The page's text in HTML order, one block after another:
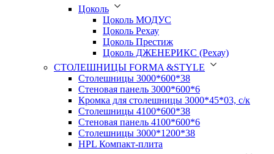
Цоколь
Цоколь МОДУС
Цоколь Рехау
Цоколь Престиж
Цоколь ДЖЕНЕРИКС (Рехау)
СТОЛЕШНИЦЫ FORMA &STYLE
Столешницы 3000*600*38
Стеновая панель 3000*600*6
Кромка для столешницы 3000*45*03, с/к
Столешницы 4100*600*38
Стеновая панель 4100*600*6
Столешницы 3000*1200*38
HPL Компакт-плита